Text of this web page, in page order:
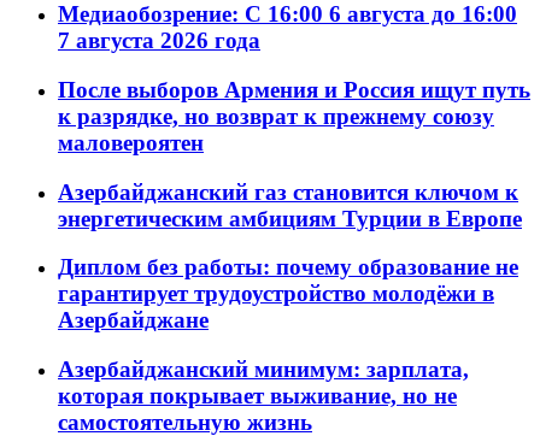
Медиаобозрение: С 16:00 6 августа до 16:00
7 августа 2026 года
После выборов Армения и Россия ищут путь
к разрядке, но возврат к прежнему союзу
маловероятен
Азербайджанский газ становится ключом к
энергетическим амбициям Турции в Европе
Диплом без работы: почему образование не
гарантирует трудоустройство молодёжи в
Азербайджане
Азербайджанский минимум: зарплата,
которая покрывает выживание, но не
самостоятельную жизнь